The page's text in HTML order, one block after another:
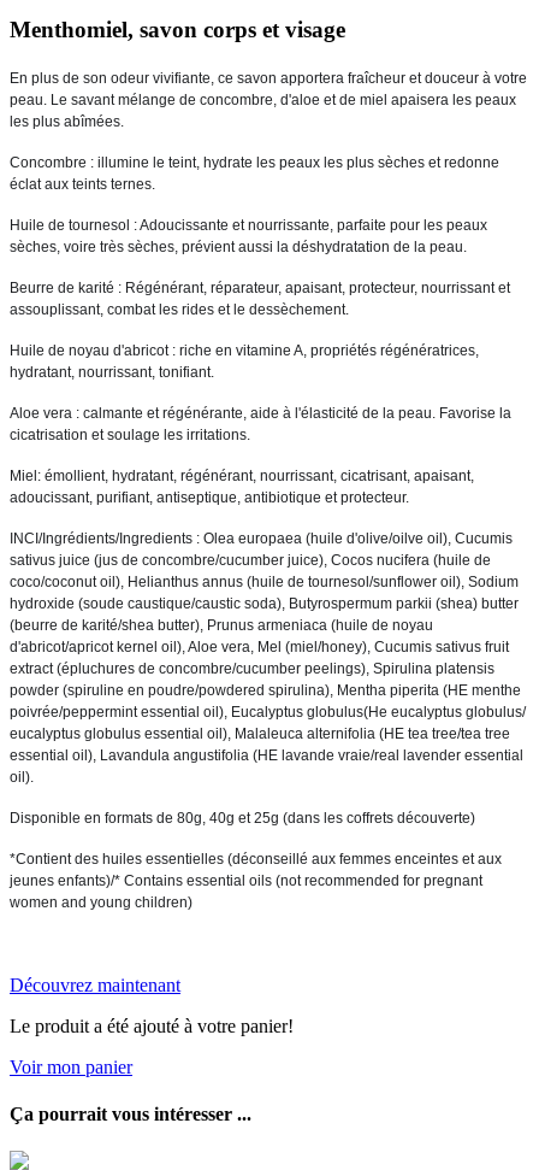
Menthomiel, savon corps et visage
En plus de son odeur vivifiante, ce savon apportera fraîcheur et douceur à votre
peau. Le savant mélange de concombre, d'aloe et de miel apaisera les peaux
les plus abîmées.
Concombre : illumine le teint, hydrate les peaux les plus sèches et redonne
éclat aux teints ternes.
Huile de tournesol : Adoucissante et nourrissante, parfaite pour les peaux
sèches, voire très sèches, prévient aussi la déshydratation de la peau.
Beurre de karité : Régénérant, réparateur, apaisant, protecteur, nourrissant et
assouplissant, combat les rides et le dessèchement.
Huile de noyau d'abricot : riche en vitamine A, propriétés régénératrices,
hydratant, nourrissant, tonifiant.
Aloe vera : calmante et régénérante, aide à l'élasticité de la peau. Favorise la
cicatrisation et soulage les irritations.
Miel: émollient, hydratant, régénérant, nourrissant, cicatrisant, apaisant,
adoucissant, purifiant, antiseptique, antibiotique et protecteur.
INCI/Ingrédients/Ingredients : Olea europaea (huile d'olive/oilve oil), Cucumis
sativus juice (jus de concombre/cucumber juice), Cocos nucifera (huile de
coco/coconut oil), Helianthus annus (huile de tournesol/sunflower oil), Sodium
hydroxide (soude caustique/caustic soda), Butyrospermum parkii (shea) butter
(beurre de karité/shea butter), Prunus armeniaca (huile de noyau
d'abricot/apricot kernel oil), Aloe vera, Mel (miel/honey), Cucumis sativus fruit
extract (épluchures de concombre/cucumber peelings), Spirulina platensis
powder (spiruline en poudre/powdered spirulina), Mentha piperita (HE menthe
poivrée/peppermint essential oil), Eucalyptus globulus(He eucalyptus globulus/
eucalyptus globulus essential oil), Malaleuca alternifolia (HE tea tree/tea tree
essential oil), Lavandula angustifolia (HE lavande vraie/real lavender essential
oil).
Disponible en formats de 80g, 40g et 25g (dans les coffrets découverte)
*Contient des huiles essentielles (déconseillé aux femmes enceintes et aux
jeunes enfants)/* Contains essential oils (not recommended for pregnant
women and young children)
Découvrez maintenant
Le produit a été ajouté à votre panier!
Voir mon panier
Ça pourrait vous intéresser ...